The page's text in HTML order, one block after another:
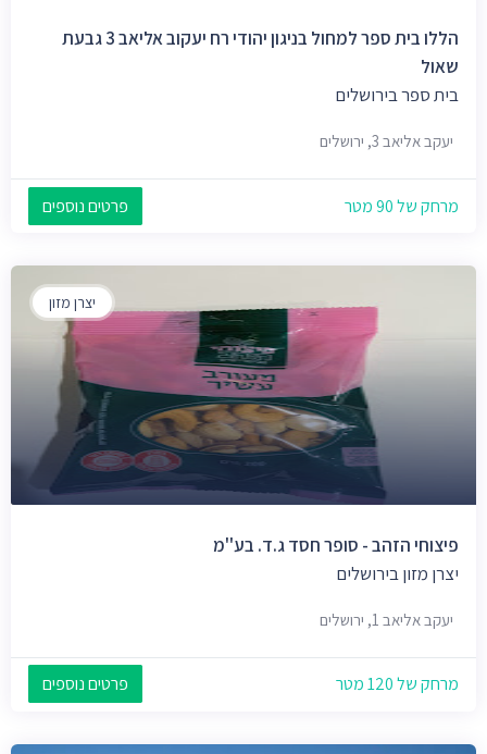
הללו בית ספר למחול בניגון יהודי רח יעקוב אליאב 3 גבעת
שאול
בית ספר בירושלים
יעקב אליאב 3, ירושלים
מרחק של 90 מטר פרטים נוספים
יצרן מזון
פיצוחי הזהב - סופר חסד ג.ד. בע''מ
יצרן מזון בירושלים
יעקב אליאב 1, ירושלים
מרחק של 120 מטר פרטים נוספים